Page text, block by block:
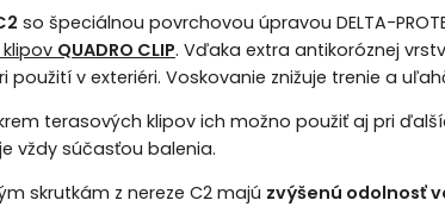
so špeciálnou povrchovou úpravou DELTA-
QUADRO CLIP. Vďaka extra antikoróznej
v exteriéri. Voskovanie znižuje trenie a
terasových klipov ich možno použiť aj pri
vždy súčasťou balenia.
skrutkám z nereze C2 majú zvýšenú odolnosť